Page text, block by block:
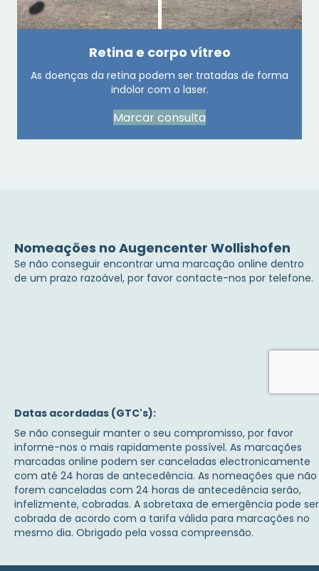
Retina e corpo vítreo
As doenças da retina podem ser tratadas de forma
indolor com o laser.
Marcar consulta
Nomeações no Augencenter Wollishofen
Se não conseguir encontrar uma marcação online dentro
de um prazo razoável, por favor contacte-nos por telefone.
Datas acordadas (GTC's):
Se não conseguir manter o seu compromisso, por favor
informe-nos o mais rapidamente possível. As marcações
marcadas online podem ser canceladas electronicamente
com até 24 horas de antecedência. As nomeações que não
forem canceladas com 24 horas de antecedência serão,
infelizmente, cobradas. A sobretaxa de emergência pode ser
cobrada de acordo com a tarifa válida para marcações no
mesmo dia. Obrigado pela vossa compreensão.